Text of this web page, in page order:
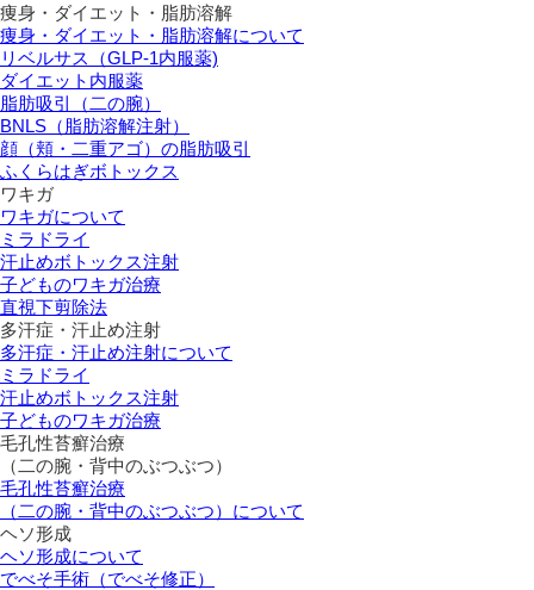
痩身・ダイエット・脂肪溶解
痩身・ダイエット・脂肪溶解について
リベルサス（GLP-1内服薬)
ダイエット内服薬
脂肪吸引（二の腕）
BNLS（脂肪溶解注射）
顔（頬・二重アゴ）の脂肪吸引
ふくらはぎボトックス
ワキガ
ワキガについて
ミラドライ
汗止めボトックス注射
子どものワキガ治療
直視下剪除法
多汗症・汗止め注射
多汗症・汗止め注射について
ミラドライ
汗止めボトックス注射
子どものワキガ治療
⽑孔性苔癬治療
（⼆の腕・背中のぶつぶつ）
⽑孔性苔癬治療
（⼆の腕・背中のぶつぶつ）について
ヘソ形成
ヘソ形成について
でべそ手術（でべそ修正）